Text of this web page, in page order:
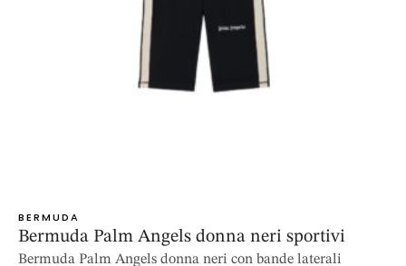
BERMUDA
Bermuda Palm Angels donna neri sportivi
Bermuda Palm Angels donna neri con bande laterali